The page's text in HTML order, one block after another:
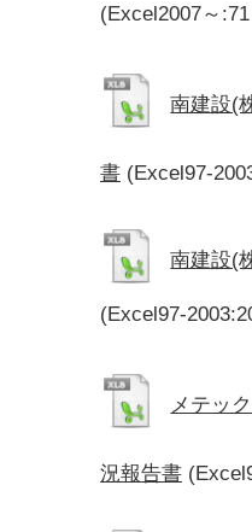
(Excel2007～
南建設(
書 (Excel97-
南建設(
(Excel97-
メテッ
況報告書